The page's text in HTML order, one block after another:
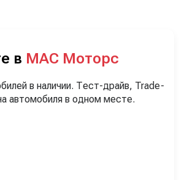
в МАС Моторс
в наличии. Тест-драйв, Trade-
автомобиля в одном месте.